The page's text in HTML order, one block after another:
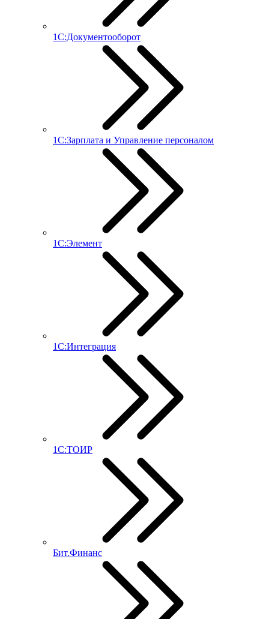
1С:Документооборот
1С:Зарплата и Управление персоналом
1С:Элемент
1С:Интеграция
1С:ТОИР
Бит.Финанс